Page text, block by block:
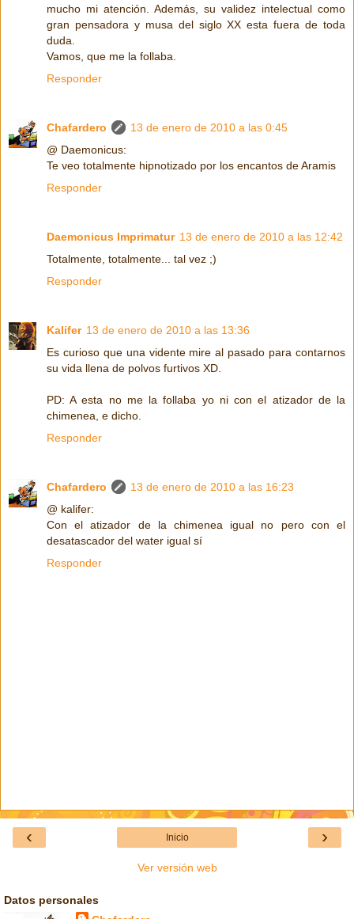
mucho mi atención. Además, su validez intelectual como
gran pensadora y musa del siglo XX esta fuera de toda
duda.
Vamos, que me la follaba.
Responder
Chafardero
13 de enero de 2010 a las 0:45
@ Daemonicus:
Te veo totalmente hipnotizado por los encantos de Aramis
Responder
Daemonicus Imprimatur 13 de enero de 2010 a las 12:42
Totalmente, totalmente... tal vez ;)
Responder
Kalifer 13 de enero de 2010 a las 13:36
Es curioso que una vidente mire al pasado para contarnos
su vida llena de polvos furtivos XD.
PD: A esta no me la follaba yo ni con el atizador de la
chimenea, e dicho.
Responder
Chafardero
13 de enero de 2010 a las 16:23
@ kalifer:
Con el atizador de la chimenea igual no pero con el
desatascador del water igual sí
Responder
‹ ›
Inicio
Ver versión web
Datos personales